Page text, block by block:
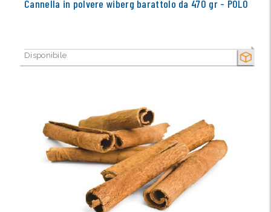
SECCO
Cannella in polvere wiberg barattolo da 470 gr - POLO
Disponibile